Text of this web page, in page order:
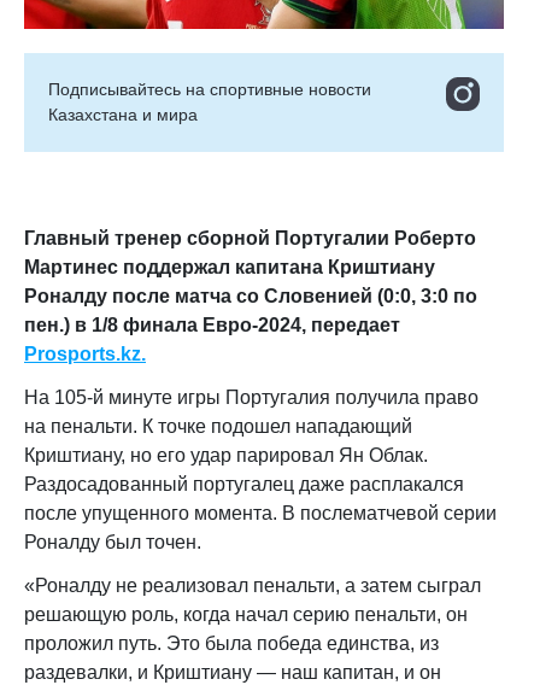
Подписывайтесь на cпортивные новости
Казахстана и мира
Главный тренер сборной Португалии Роберто
Мартинес поддержал капитана Криштиану
Роналду после матча со Словенией (0:0, 3:0 по
пен.) в 1/8 финала Евро-2024, передает
Prosports.kz.
На 105-й минуте игры Португалия получила право
на пенальти. К точке подошел нападающий
Криштиану, но его удар парировал Ян Облак.
Раздосадованный португалец даже расплакался
после упущенного момента. В послематчевой серии
Роналду был точен.
«Роналду не реализовал пенальти, а затем сыграл
решающую роль, когда начал серию пенальти, он
проложил путь. Это была победа единства, из
раздевалки, и Криштиану — наш капитан, и он